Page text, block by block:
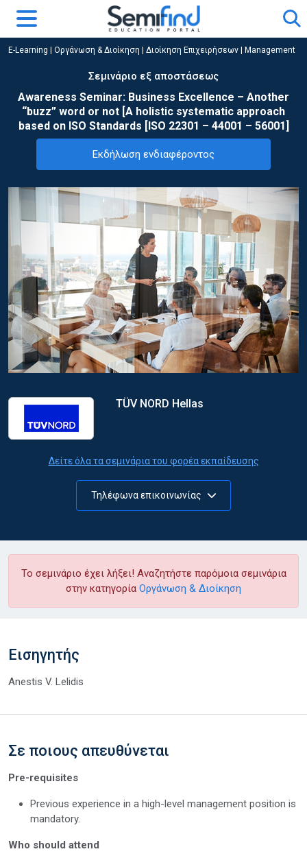
E-Learning Οργάνωση & Διοίκηση Διοίκηση Επιχειρήσεων | Management
Σεμινάριο εξ αποστάσεως
Awareness Seminar: Business Excellence – Another
“buzz” word or not [A holistic systematic approach
based on ISO Standards [ISO 22301 – 44001 – 56001]
Εκδήλωση ενδιαφέροντος
TÜV NORD Hellas
Δείτε όλα τα σεμινάρια του φορέα εκπαίδευσης
Τηλέφωνα επικοινωνίας
Το σεμινάριο έχει λήξει! Αναζητήστε παρόμοια σεμινάρια
στην κατηγορία Οργάνωση & Διοίκηση
Εισηγητής
Anestis V. Lelidis
Σε ποιους απευθύνεται
Pre-requisites
Previous experience in a high-level management position is
mandatory.
Who should attend